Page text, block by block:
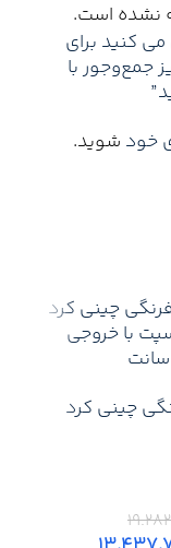
نشده است.
کنید برای
جمع‌وجور با
خود شوید.
چینی کرد
آرام‌بند |
و خروجی